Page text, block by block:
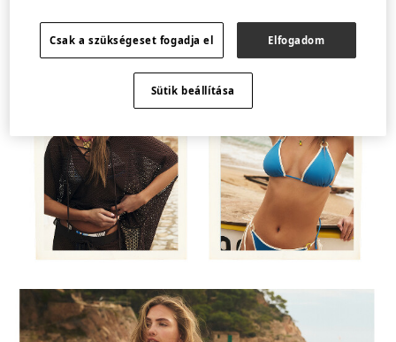
Csak a szükségeset fogadja el Elfogadom
Sütik beállítása